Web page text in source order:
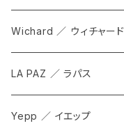
Bottoms
Accesorries
Wichard ／ ウィチャード
LA PAZ ／ ラパス
Yepp ／ イエップ